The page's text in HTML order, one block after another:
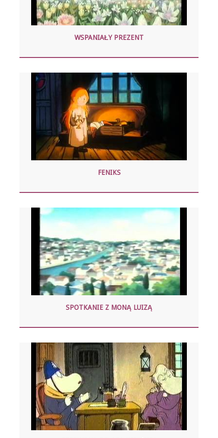
WSPANIAŁY PREZENT
FENIKS
SPOTKANIE Z MONĄ LUIZĄ